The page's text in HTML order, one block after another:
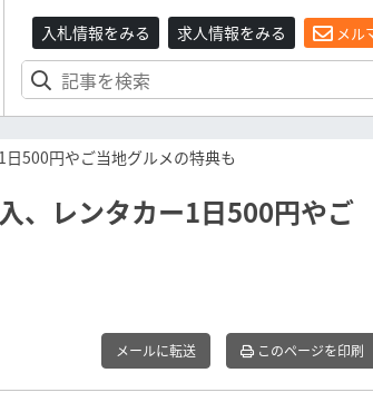
入札情報をみる 求人情報をみる メル
500円やご当地グルメの特典も
、レンタカー1日500円やご
メールに転送 このページを印刷